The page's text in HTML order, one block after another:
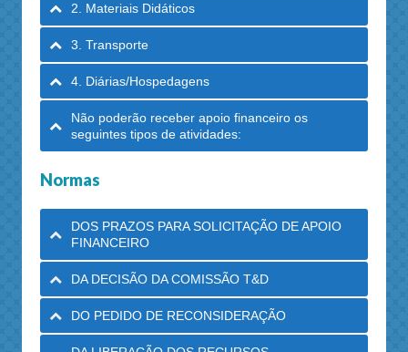
2. Materiais Didáticos
3. Transporte
4. Diárias/Hospedagens
Não poderão receber apoio financeiro os
seguintes tipos de atividades:
Normas
DOS PRAZOS PARA SOLICITAÇÃO DE APOIO
FINANCEIRO
DA DECISÃO DA COMISSÃO T&D
DO PEDIDO DE RECONSIDERAÇÃO